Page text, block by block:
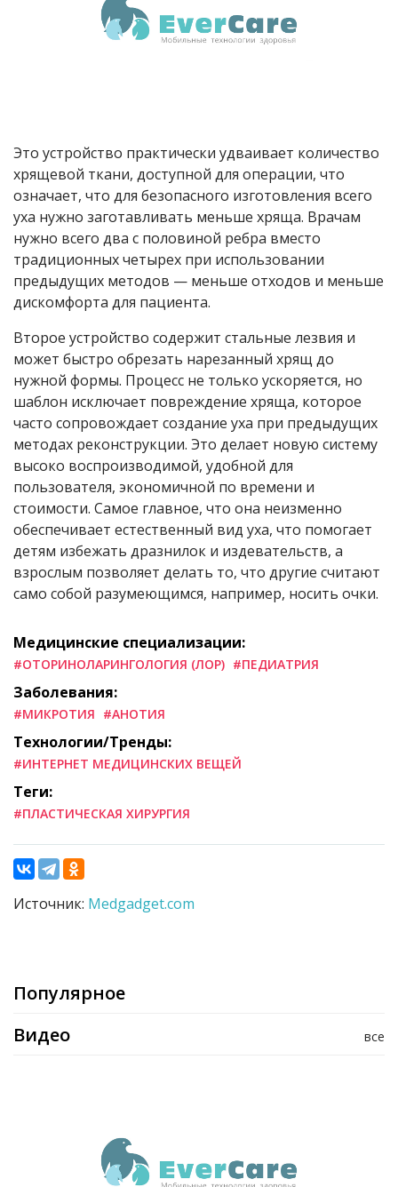
Это устройство практически удваивает количество
хрящевой ткани, доступной для операции, что
означает, что для безопасного изготовления всего
уха нужно заготавливать меньше хряща. Врачам
нужно всего два с половиной ребра вместо
традиционных четырех при использовании
предыдущих методов — меньше отходов и меньше
дискомфорта для пациента.
Второе устройство содержит стальные лезвия и
может быстро обрезать нарезанный хрящ до
нужной формы. Процесс не только ускоряется, но
шаблон исключает повреждение хряща, которое
часто сопровождает создание уха при предыдущих
методах реконструкции. Это делает новую систему
высоко воспроизводимой, удобной для
пользователя, экономичной по времени и
стоимости. Самое главное, что она неизменно
обеспечивает естественный вид уха, что помогает
детям избежать дразнилок и издевательств, а
взрослым позволяет делать то, что другие считают
само собой разумеющимся, например, носить очки.
Медицинские специализации:
#ОТОРИНОЛАРИНГОЛОГИЯ (ЛОР) #ПЕДИАТРИЯ
Заболевания:
#МИКРОТИЯ #АНОТИЯ
Технологии/Тренды:
#ИНТЕРНЕТ МЕДИЦИНСКИХ ВЕЩЕЙ
Теги:
#ПЛАСТИЧЕСКАЯ ХИРУРГИЯ
Источник: Medgadget.com
Популярное
все
Видео